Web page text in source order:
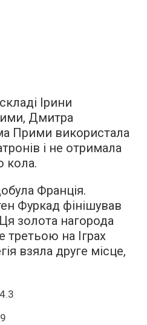
Ірини
Дмитра
Прими використала
і не отримала
кола.
Франція.
Фуркад фінішував
золота нагорода
третьою на Іграх
взяла друге місце,